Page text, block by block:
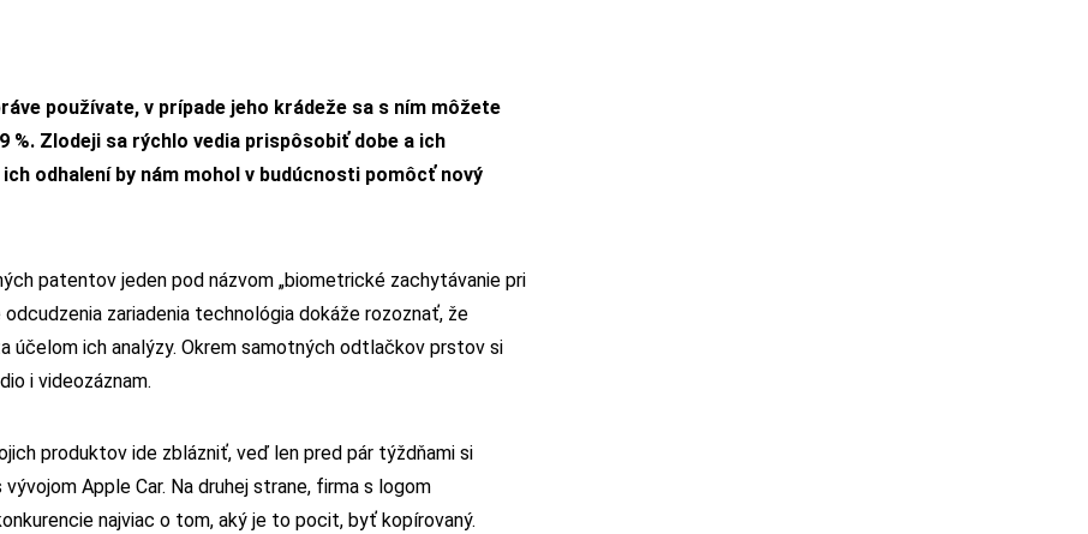
používate, v prípade jeho krádeže sa s ním môžete
Zlodeji sa rýchlo vedia prispôsobiť dobe a ich
odhalení by nám mohol v budúcnosti pomôcť nový
patentov jeden pod názvom „biometrické zachytávanie pri
zariadenia technológia dokáže rozoznať, že
účelom ich analýzy. Okrem samotných odtlačkov prstov si
i videozáznam.
produktov ide zblázniť, veď len pred pár týždňami si
Apple Car. Na druhej strane, firma s logom
najviac o tom, aký je to pocit, byť kopírovaný.